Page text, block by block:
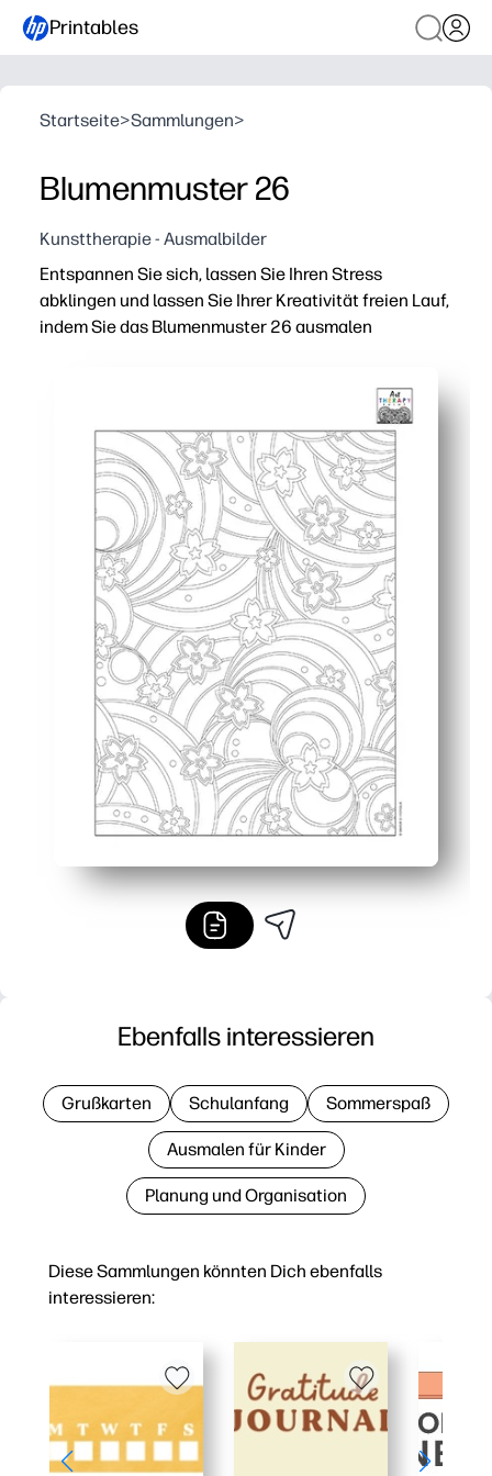
Printables
Startseite>Sammlungen>
Blumenmuster 26
Kunsttherapie - Ausmalbilder
Entspannen Sie sich, lassen Sie Ihren Stress
abklingen und lassen Sie Ihrer Kreativität freien Lauf,
indem Sie das Blumenmuster 26 ausmalen
Integrierte Beruhigung — einfache
Aufbau von Fähigkeiten für jedes Alter — übe
Flexibel für zu Hause oder im Unterricht — ideal für
Diese Sammlungen könnten Dich ebenfalls
interessieren:
Ebenfalls interessieren
Grußkarten Schulanfang Sommerspaß
Ausmalen für Kinder
Planung und Organisation